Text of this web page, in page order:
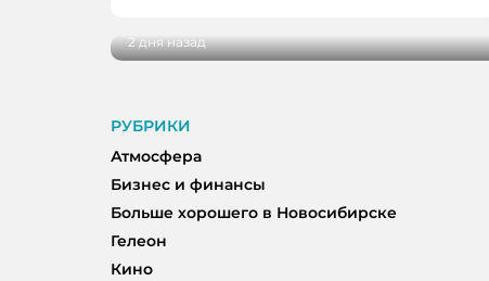
2 дня назад
РУБРИКИ
Атмосфера
Бизнес и финансы
Больше хорошего в Новосибирске
Гелеон
Кино